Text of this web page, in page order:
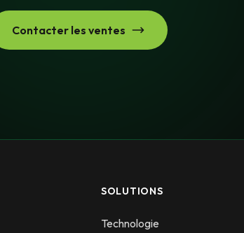
Contacter les ventes
SOLUTIONS
Technologie